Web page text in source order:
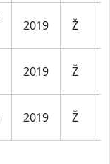
2019 Ž
2019 Ž
2019 Ž